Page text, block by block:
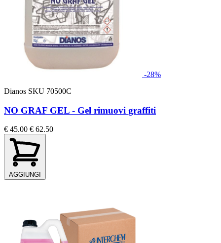
-28%
Dianos SKU 70500C
NO GRAF GEL - Gel rimuovi graffiti
€ 45.00 € 62.50
AGGIUNGI